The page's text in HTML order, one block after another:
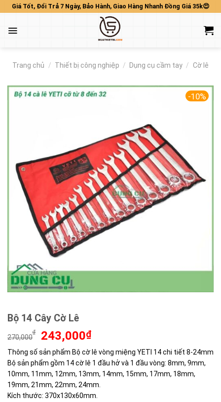
Skip
content
Giá Tốt, Đổi Trả 7 Ngày, Bảo Hành, Giao Hàng Nhanh Đồng Giá 35k😍
Trang chủ / Thiết bị công nghiệp / Dụng cụ cầm tay / Cờ lê
-10%
Bộ 14 Cây Cờ Lê
270,000
₫
Giá
là:
270,000₫.
243,000₫Giá
tại
là:
243,000₫.
Thông số sản phẩm Bộ cờ lê vòng miệng YETI 14 chi tiết 8-24mm
Bộ sản phẩm gồm 14 cờ lê 1 đầu hở và 1 đầu vòng: 8mm, 9mm,
10mm, 11mm, 12mm, 13mm, 14mm, 15mm, 17mm, 18mm,
19mm, 21mm, 22mm, 24mm.
Kích thước: 370x130x60mm.